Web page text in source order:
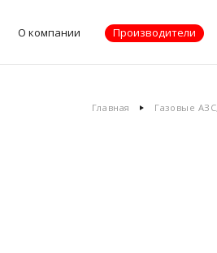
О компании
Видение, миссия
Производители
Главная Газовые